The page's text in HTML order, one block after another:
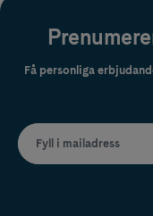
Få personliga
Fyll i mailadress